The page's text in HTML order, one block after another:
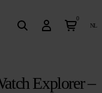
0
nl
Explorer –